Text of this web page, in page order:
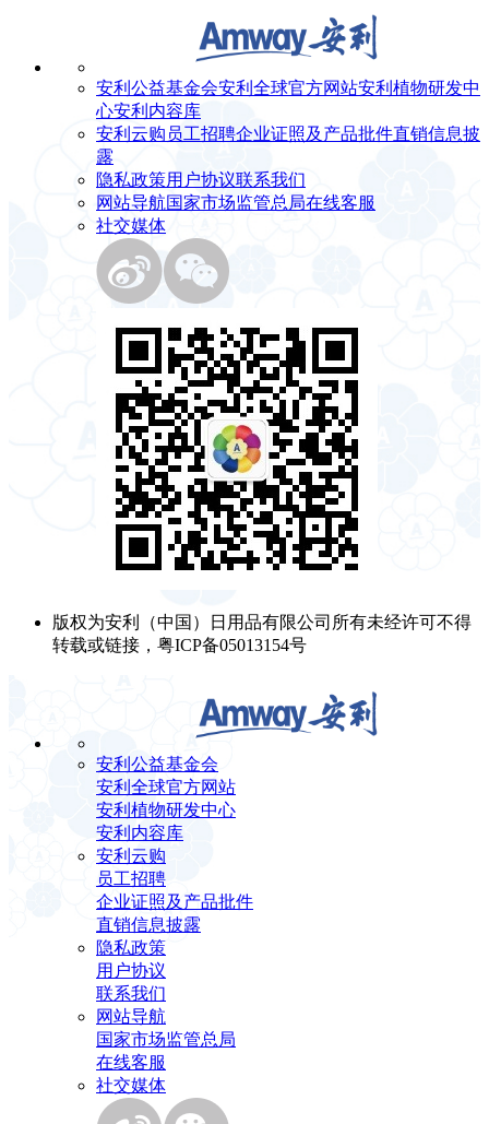
安利公益基金会安利全球官方网站安利植物研发中
心安利内容库
安利云购 员工招聘企业证照及产品批件直销信息披
露
隐私政策用户协议联系我们
网站导航国家市场监管总局在线客服
社交媒体
版权为安利（中国）日用品有限公司所有未经许可不得
转载或链接，粤ICP备05013154号
安利公益基金会
安利全球官方网站
安利植物研发中心
安利内容库
安利云购
员工招聘
企业证照及产品批件
直销信息披露
隐私政策
用户协议
联系我们
网站导航
国家市场监管总局
在线客服
社交媒体